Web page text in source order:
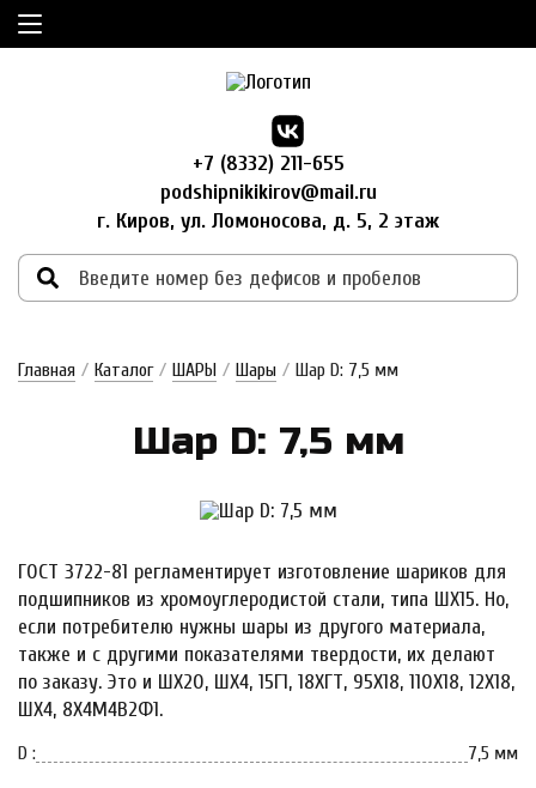
+7 (8332) 211-655
podshipnikikirov@mail.ru
г. Киров, ул. Ломоносова, д. 5, 2 этаж
Главная / Каталог / ШАРЫ / Шары / Шар D: 7,5 мм
Шар D: 7,5 мм
ГОСТ 3722-81 регламентирует изготовление шариков для
подшипников из хромоуглеродистой стали, типа ШХ15. Но,
если потребителю нужны шары из другого материала,
также и с другими показателями твердости, их делают
по заказу. Это и ШХ20, ШХ4, 15Г1, 18ХГТ, 95Х18, 110Х18, 12Х18,
ШХ4, 8Х4М4В2Ф1.
D : 7,5 мм